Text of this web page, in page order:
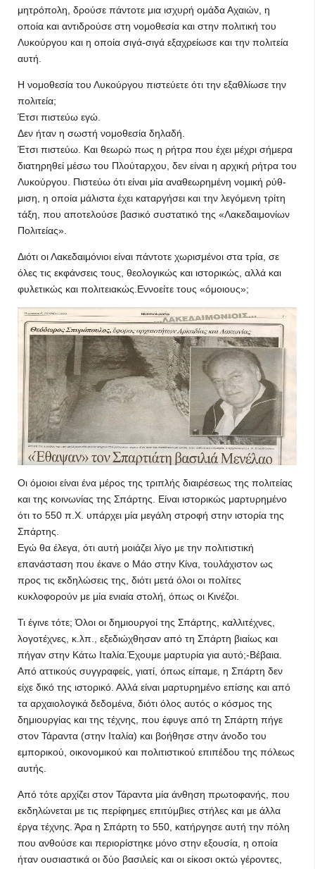
μητρόπολη, δρούσε πάντοτε μια ισχυρή ομάδα Αχαιών, η
οποία και αντιδρούσε στη νομοθεσία και στην πολιτική του
Λυκούρ­γου και η οποία σιγά-σιγά εξαχρείωσε και την πολιτεία
αυτή.
Η νομοθεσία του Λυκούργου πιστεύετε ότι την εξαθλίωσε την
πολιτεία;
Έτσι πιστεύω εγώ.
Δεν ήταν η σωστή νομοθεσία δηλαδή.
Έτσι πιστεύω. Και θεωρώ πως η ρήτρα που έχει μέχρι σήμερα
διατηρηθεί μέσω του Πλούταρ­χου, δεν είναι η αρχική ρήτρα του
Λυκούργου. Πιστεύω ότι είναι μία αναθεωρημένη νομική ρύθ­
μιση, η οποία μάλιστα έχει κα­ταργήσει και την λεγόμενη τρί­τη
τάξη, που αποτελούσε βασι­κό συστατικό της «Λακεδαιμο­νίων
Πολιτείας».
Διότι οι Λακε­δαιμόνιοι είναι πάντοτε χωρι­σμένοι στα τρία, σε
όλες τις εκ­φάνσεις τους, θεολογικώς και ιστορικώς, αλλά και
φυλετικώς και πολιτειακώς.Εννοείτε τους «όμοιους»;
Οι όμοιοι είναι ένα μέρος της τριπλής διαιρέσεως της πολιτείας
και της κοινωνίας της Σπάρτης. Είναι ιστορικώς μαρτυρημένο
ότι το 550 π.Χ. υπάρχει μία με­γάλη στροφή στην ιστορία της
Σπάρτης.
Εγώ θα έλεγα, ότι αυτή μοιάζει λίγο με την πολιτιστική
επανάσταση που έκανε ο Μάο στην Κίνα, τουλάχιστον ως
προς τις εκδηλώσεις της, διότι μετά όλοι οι πολίτες
κυκλοφορούν με μία ενιαία στολή, όπως οι Κι­νέζοι.
Τι έγινε τότε; Όλοι οι δη­μιουργοί της Σπάρτης, καλλιτέ­χνες,
λογοτέχνες, κ.λπ., εξε­διώχθησαν από τη Σπάρτη βι­αίως και
πήγαν στην Κάτω Ιτα­λία.Έχουμε μαρτυρία για αυτό;-Βέβαια.
Από αττικούς συγ­γραφείς, γιατί, όπως είπαμε, η Σπάρτη δεν
είχε δικό της ιστο­ρικό. Αλλά είναι μαρτυρημένο επίσης και από
τα αρχαιολογικά δεδομένα, διότι όλος αυτός ο κό­σμος της
δημιουργίας και της τέ­χνης, που έφυγε από τη Σπάρ­τη πήγε
στον Τάραντα (στην Ιταλία) και βοή­θησε στην άνοδο του
εμπορικού, οικονομικού και πολιτιστικού επιπέδου της πόλεως
αυτής.
Από τότε αρχίζει στον Τάραντα μία άνθηση πρωτοφανής, που
εκ­δηλώνεται με τις περίφημες επι­τύμβιες στήλες και με άλλα
έργα τέχνης. Άρα η Σπάρτη το 550, κατήργησε αυτή την πόλη
που ανθούσε και περιορίστηκε μόνο στην εξουσία, η οποία
ήταν ου­σιαστικά οι δύο βασιλείς και οι εί­κοσι οκτώ γέροντες,